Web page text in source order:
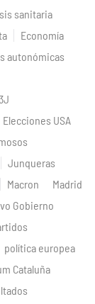
sanitaria
Economía
autonómicas
Elecciones USA
Junqueras
Macron
Madrid
Gobierno
política europea
Cataluña